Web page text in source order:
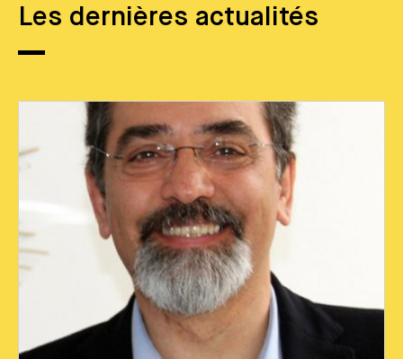
Les dernières actualités